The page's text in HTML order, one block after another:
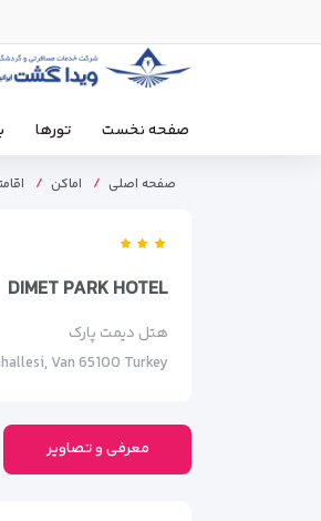
صفحه نخست تورها
صفحه اصلی اماکن
DIMET PARK HOTEL
هتل دیمت پارک
Van 65100 Turkey
معرفی و تصاویر